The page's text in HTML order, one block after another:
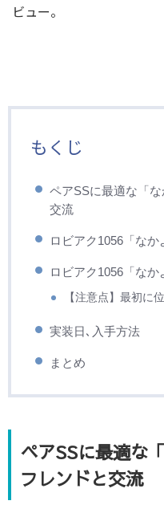
ビュー。
もくじ
ペアSSに最適な「
交流
ロビアク1056「な
ロビアク1056「な
【注意点】最初に
実装日､入手方法
まとめ
ペアSSに最適な
フレンドと交流